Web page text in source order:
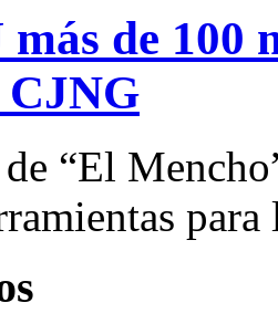
más de 100
CJNG
“El